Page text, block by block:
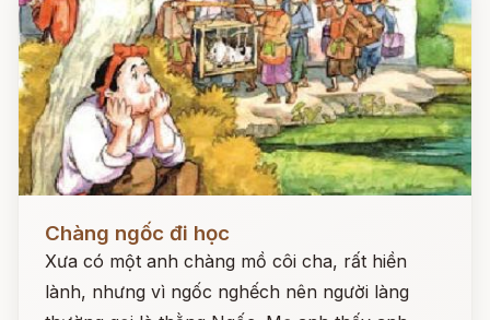
Chàng ngốc đi học
Xưa có một anh chàng mồ côi cha, rất hiền
lành, nhưng vì ngốc nghếch nên người làng